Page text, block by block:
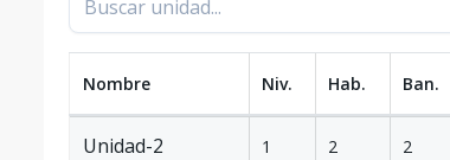
Nombre Niv. Hab. Ban.
Unidad-2 1 2 2